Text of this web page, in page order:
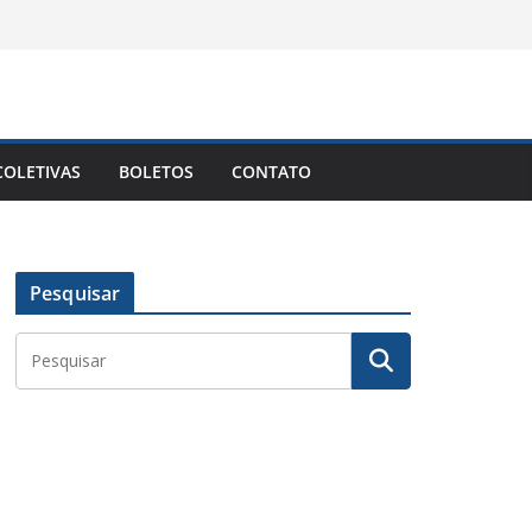
BOLETOS CONTATO
Pesquisar